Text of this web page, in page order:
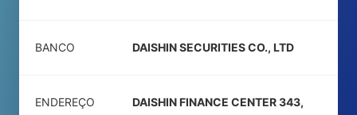
BANCO DAISHIN SECURITIES CO., LTD
ENDEREÇO
DAISHIN FINANCE CENTER 343,